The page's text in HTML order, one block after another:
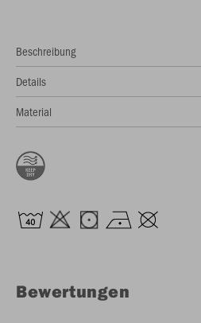
Beschreibung
Details
Material
Bewertungen